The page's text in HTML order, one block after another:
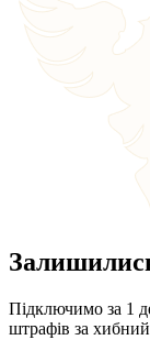
Підключимо за 1
штрафів за